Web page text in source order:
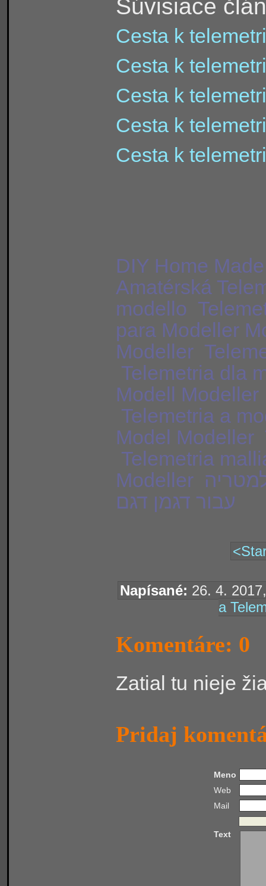
Súvisiace
Cesta k
Cesta k
Cesta k
Cesta k
Cesta k
DIY Home
Amatérská
modello
para Modeller
Modeller
Telemetria dla
Modell
Telemetria a
Model Modeller
Telemetria
Modeller القياس لنموذج مصمم نماذج טלמטריה
עבור דגמן דגם
Napísané: 26. 4.
a
Komentáre: 0
Zatial tu nieje
Pridaj
Meno
Web
Mail
Text